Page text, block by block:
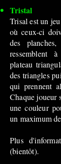
Tristal
Trisal est un
où ceux-ci
des
ressemblent
plateau
des triangles
qui prennent
Chaque joueur
une couleur
un maximum
Plus
(bientôt).